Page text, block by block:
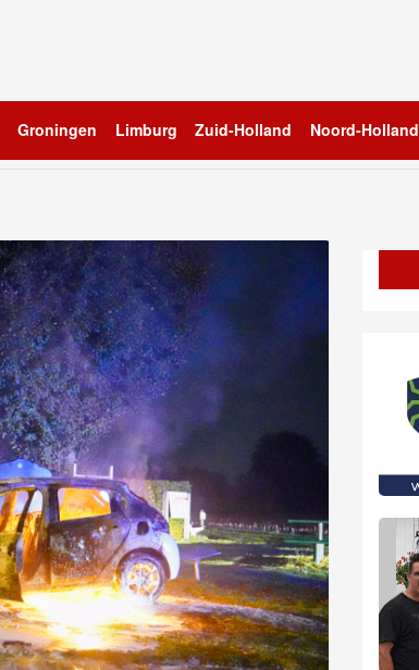
Groningen Limburg Zuid-Holland Noord-Holland